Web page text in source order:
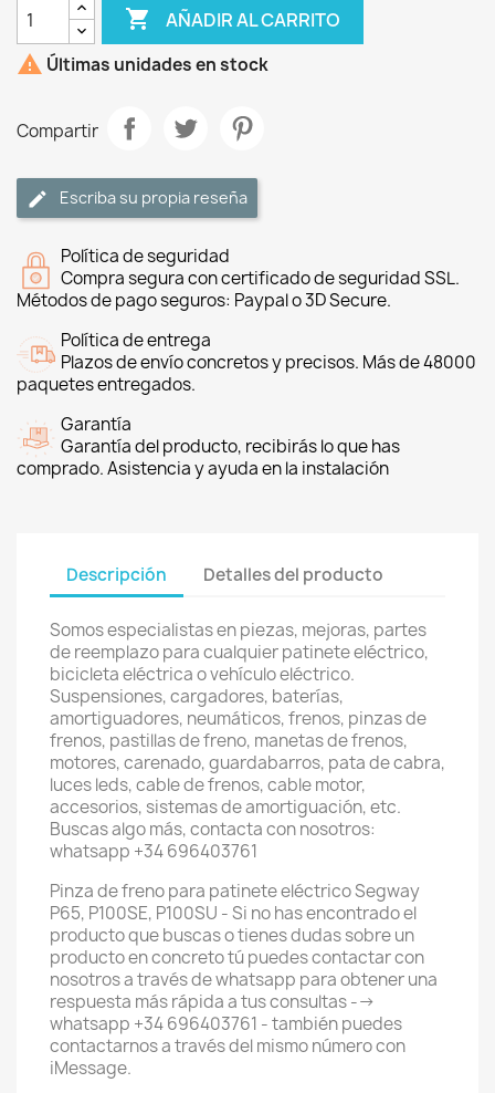
 AÑADIR AL CARRITO
 Últimas unidades en stock
Compartir
Escriba su propia reseña
Política de seguridad
Compra segura con certificado de seguridad SSL.
Métodos de pago seguros: Paypal o 3D Secure.
Política de entrega
Plazos de envío concretos y precisos. Más de 48000
paquetes entregados.
Garantía
Garantía del producto, recibirás lo que has
comprado. Asistencia y ayuda en la instalación
Descripción Detalles del producto
Somos especialistas en piezas, mejoras, partes
de reemplazo para cualquier patinete eléctrico,
bicicleta eléctrica o vehículo eléctrico.
Suspensiones, cargadores, baterías,
amortiguadores, neumáticos, frenos, pinzas de
frenos, pastillas de freno, manetas de frenos,
motores, carenado, guardabarros, pata de cabra,
luces leds, cable de frenos, cable motor,
accesorios, sistemas de amortiguación, etc.
Buscas algo más, contacta con nosotros:
whatsapp +34 696403761
Pinza de freno para patinete eléctrico Segway
P65, P100SE, P100SU - Si no has encontrado el
producto que buscas o tienes dudas sobre un
producto en concreto tú puedes contactar con
nosotros a través de whatsapp para obtener una
respuesta más rápida a tus consultas -->
whatsapp +34 696403761 - también puedes
contactarnos a través del mismo número con
iMessage.